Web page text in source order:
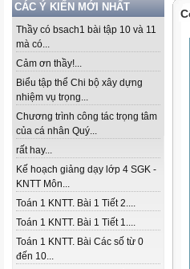
CÁC Ý KIẾN MỚI NHẤT
Thầy có bsach1 bài tập 10 và 11
mà có...
Cảm ơn thầy!...
Biểu tập thể Chi bộ xây dựng
nhiệm vụ trọng...
Chương trình công tác trọng tâm
của cá nhân Quý...
rất hay...
Kế hoạch giảng dạy lớp 4 SGK -
KNTT Môn...
Toán 1 KNTT. Bài 1 Tiết 2....
Toán 1 KNTT. Bài 1 Tiết 1....
Toán 1 KNTT. Bài Các số từ 0
đến 10...